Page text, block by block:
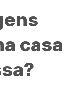
casa